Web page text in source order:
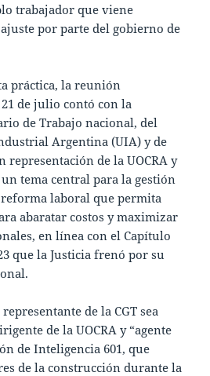
trabajador que viene
por parte del gobierno de
práctica, la reunión
de julio contó con la
de Trabajo nacional, del
Argentina (UIA) y de
representación de la UOCRA y
tema central para la gestión
laboral que permita
abaratar costos y maximizar
en línea con el Capítulo
que la Justicia frenó por su
de la CGT sea
de la UOCRA y “agente
de Inteligencia 601, que
de la construcción durante la